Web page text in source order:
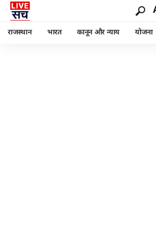
राजस्थान भारत कानून और न्याय योजना